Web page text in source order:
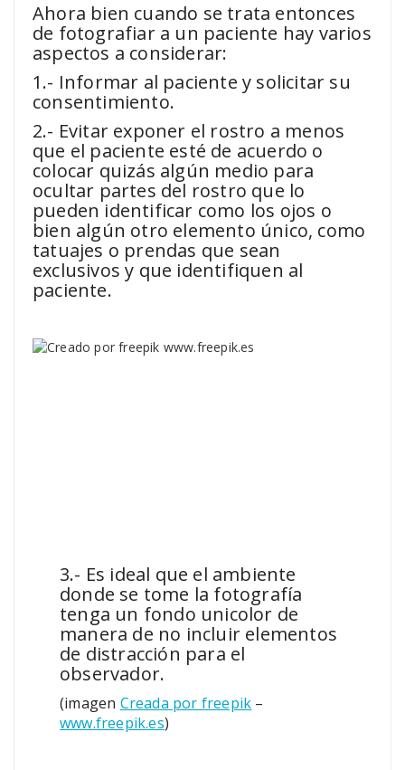
Ahora bien cuando se trata entonces
de fotografiar a un paciente hay varios
aspectos a considerar:
1.- Informar al paciente y solicitar su
consentimiento.
2.- Evitar exponer el rostro a menos
que el paciente esté de acuerdo o
colocar quizás algún medio para
ocultar partes del rostro que lo
pueden identificar como los ojos o
bien algún otro elemento único, como
tatuajes o prendas que sean
exclusivos y que identifiquen al
paciente.
3.- Es ideal que el ambiente
donde se tome la fotografía
tenga un fondo unicolor de
manera de no incluir elementos
de distracción para el
observador.
(imagen Creada por freepik –
www.freepik.es)